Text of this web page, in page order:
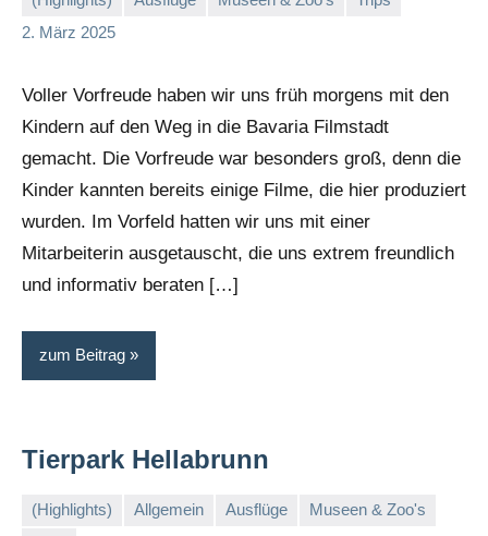
2. März 2025
Stephi
Keine
Voller Vorfreude haben wir uns früh morgens mit den
Kindern auf den Weg in die Bavaria Filmstadt
gemacht. Die Vorfreude war besonders groß, denn die
Kinder kannten bereits einige Filme, die hier produziert
wurden. Im Vorfeld hatten wir uns mit einer
Mitarbeiterin ausgetauscht, die uns extrem freundlich
und informativ beraten […]
zum Beitrag
Tierpark Hellabrunn
(Highlights) Allgemein Ausflüge
Museen & Zoo's